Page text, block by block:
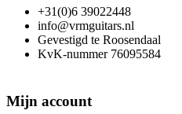
+31(0)6 39022448
info@vrmguitars.nl
Gevestigd te Roosendaal
KvK-nummer 76095584
Mijn account